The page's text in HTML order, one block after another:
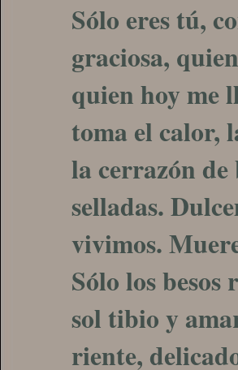
Sólo eres tú,
graciosa,
quien hoy me
toma el calor,
la cerrazón de
selladas.
vivimos.
Sólo los besos
sol tibio y
riente,